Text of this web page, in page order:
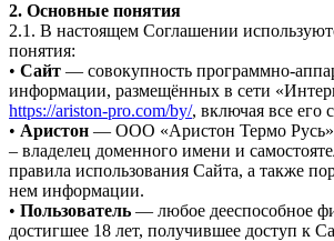
2. Основные понятия
2.1. В настоящем Соглашении
понятия:
• Сайт — совокупность программно-
информации, размещённых в сети
https://ariston-pro.com/by/, включая все его
• Аристон — ООО «Аристон Термо
– владелец доменного имени и
правила использования Сайта, а также
нем информации.
• Пользователь — любое дееспособное
достигшее 18 лет, получившее доступ к